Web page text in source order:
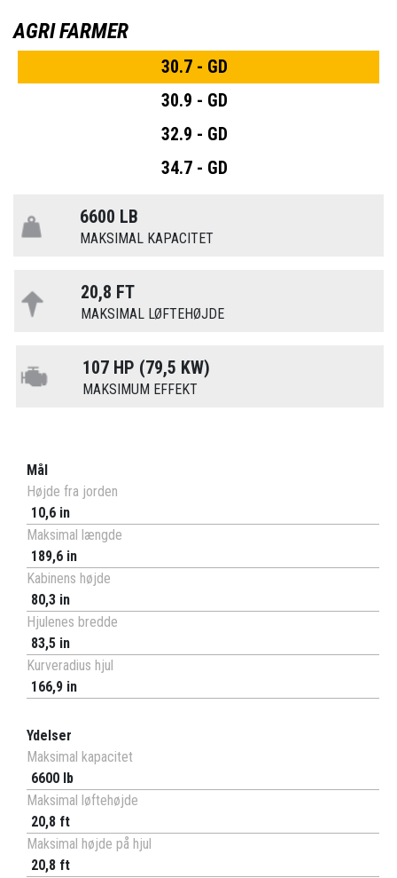
AGRI FARMER
30.7 - GD
30.9 - GD
32.9 - GD
34.7 - GD
6600 LB
MAKSIMAL KAPACITET
20,8 FT
MAKSIMAL LØFTEHØJDE
107 HP (79,5 KW)
MAKSIMUM EFFEKT
Mål
Højde fra jorden
10,6 in
Maksimal længde
189,6 in
Kabinens højde
80,3 in
Hjulenes bredde
83,5 in
Kurveradius hjul
166,9 in
Ydelser
Maksimal kapacitet
6600 lb
Maksimal løftehøjde
20,8 ft
Maksimal højde på hjul
20,8 ft